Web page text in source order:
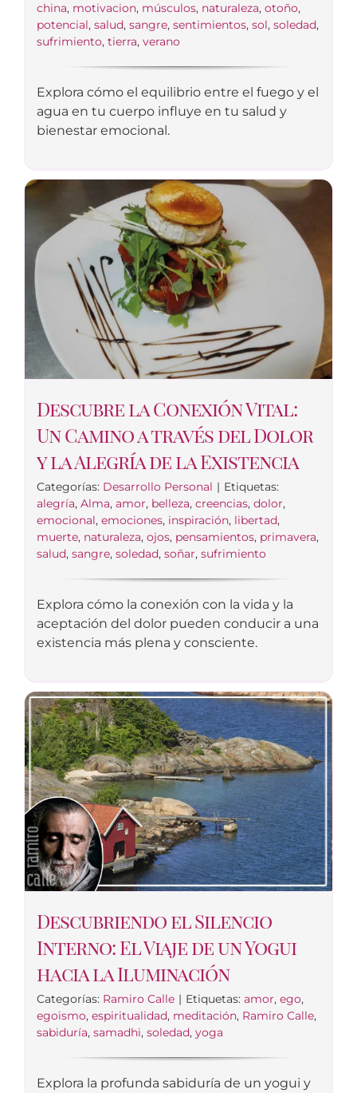
china, motivacion, músculos, naturaleza, otoño,
potencial, salud, sangre, sentimientos, sol, soledad,
sufrimiento, tierra, verano
Explora cómo el equilibrio entre el fuego y el
agua en tu cuerpo influye en tu salud y
bienestar emocional.
Descubre la Conexión Vital:
Un Camino a través del Dolor
y la Alegría de la Existencia
Categorías: Desarrollo Personal | Etiquetas:
alegría, Alma, amor, belleza, creencias, dolor,
emocional, emociones, inspiración, libertad,
muerte, naturaleza, ojos, pensamientos, primavera,
salud, sangre, soledad, soñar, sufrimiento
Explora cómo la conexión con la vida y la
aceptación del dolor pueden conducir a una
existencia más plena y consciente.
Descubriendo el Silencio
Interno: El Viaje de un Yogui
hacia la Iluminación
Categorías: Ramiro Calle | Etiquetas: amor, ego,
egoismo, espiritualidad, meditación, Ramiro Calle,
sabiduría, samadhi, soledad, yoga
Explora la profunda sabiduría de un yogui y